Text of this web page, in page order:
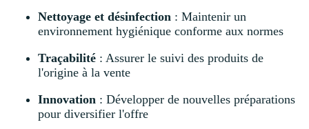
Nettoyage et désinfection : Maintenir un
environnement hygiénique conforme aux normes
Traçabilité : Assurer le suivi des produits de
l'origine à la vente
Innovation : Développer de nouvelles préparations
pour diversifier l'offre